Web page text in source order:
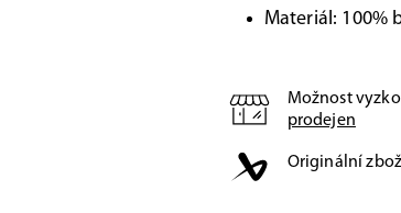
Materiál: 100%
Možnost
prodejen
Originální